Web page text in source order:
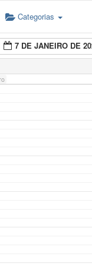
Categorias
7 DE JANEIRO DE